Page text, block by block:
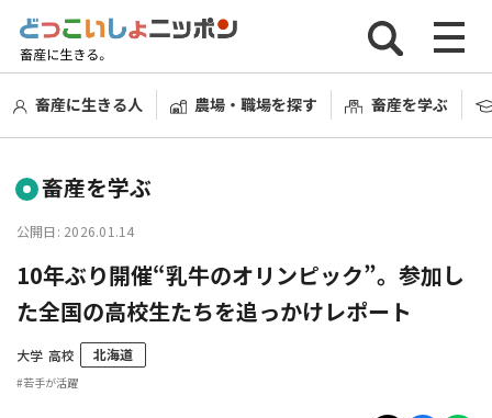
畜産に生きる人 農場・職場を探す 畜産を学ぶ
畜産を学ぶ
公開日: 2026.01.14
10年ぶり開催“乳牛のオリンピック”。参加し
た全国の高校生たちを追っかけレポート
大学 高校 北海道
#若手が活躍